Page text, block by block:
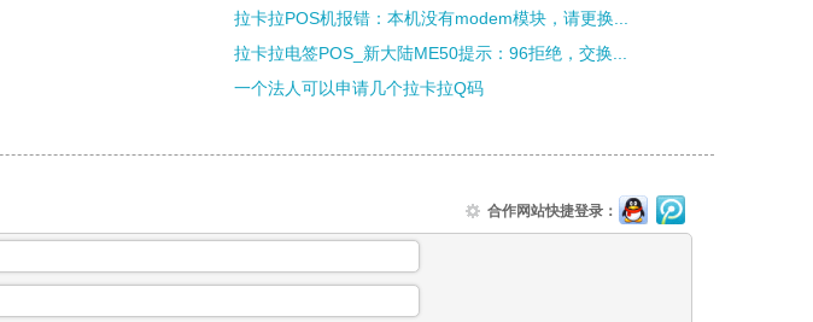
拉卡拉POS机报错：本机没有modem模块，请更换...
拉卡拉电签POS_新大陆ME50提示：96拒绝，交换...
一个法人可以申请几个拉卡拉Q码
合作网站快捷登录：